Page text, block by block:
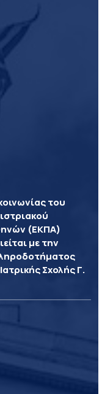
του
(ΕΚΠΑ)
με την
Σχολής Γ.